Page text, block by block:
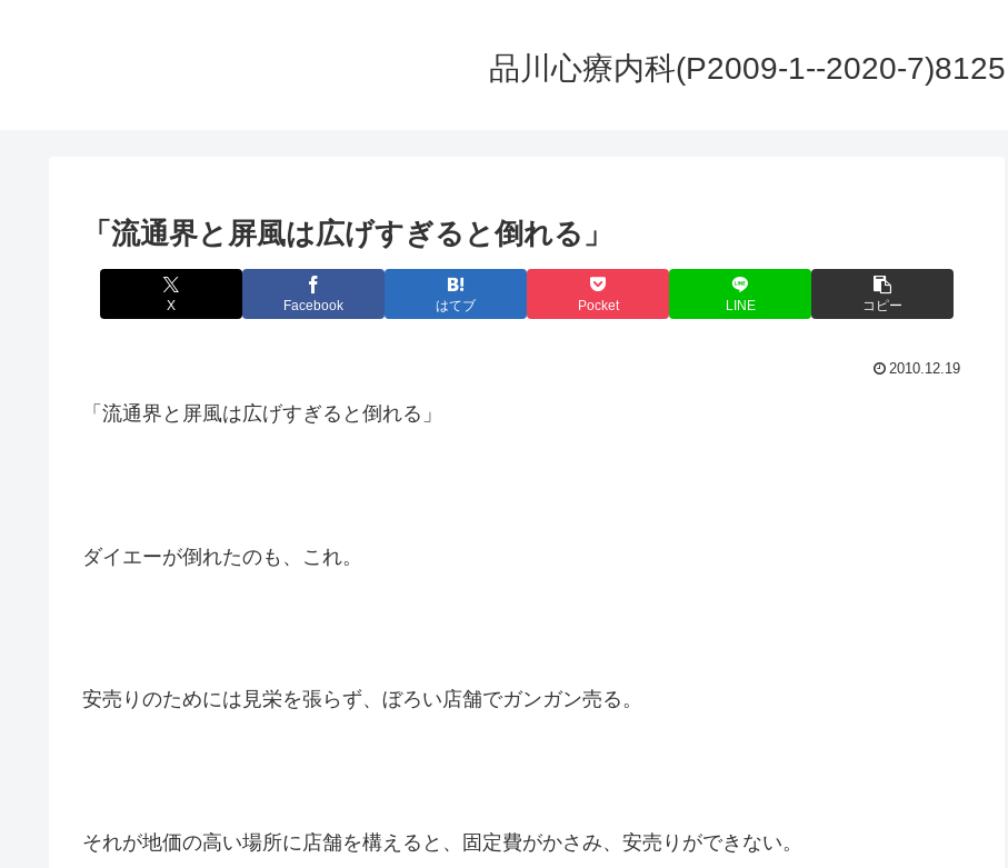
品川心療内科(P2009-1--2020-7)8125
「流通界と屏風は広げすぎると倒れる」
X Facebook はてブ Pocket LINE コピー
2010.12.19
「流通界と屏風は広げすぎると倒れる」
ダイエーが倒れたのも、これ。
安売りのためには見栄を張らず、ぼろい店舗でガンガン売る。
それが地価の高い場所に店舗を構えると、固定費がかさみ、安売りができない。